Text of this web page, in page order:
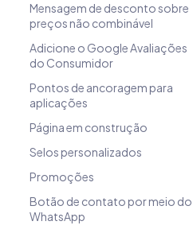
Mensagem de desconto sobre
preços não combinável
Adicione o Google Avaliações
do Consumidor
Pontos de ancoragem para
aplicações
Página em construção
Selos personalizados
Promoções
Botão de contato por meio do
WhatsApp